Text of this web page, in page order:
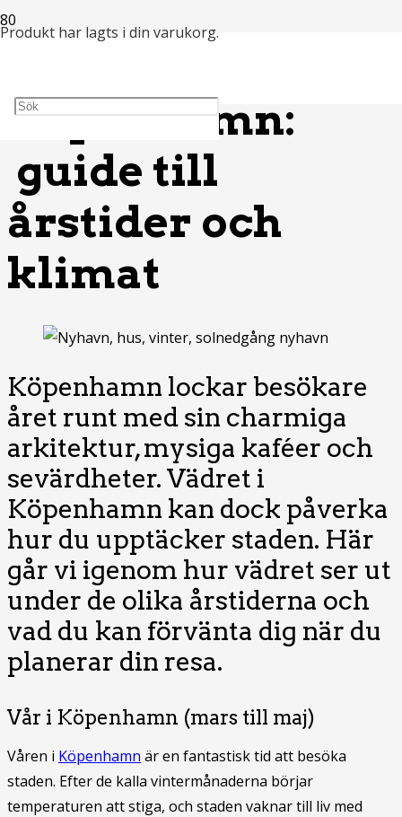
Produkt har lagts i din varukorg.
Köpenhamn:
guide till
årstider och
klimat
Köpenhamn lockar besökare
året runt med sin charmiga
arkitektur, mysiga kaféer och
sevärdheter. Vädret i
Köpenhamn kan dock påverka
hur du upptäcker staden. Här
går vi igenom hur vädret ser ut
under de olika årstiderna och
vad du kan förvänta dig när du
planerar din resa.
Vår i Köpenhamn (mars till maj)
Våren i Köpenhamn är en fantastisk tid att besöka
staden. Efter de kalla vintermånaderna börjar
temperaturen att stiga, och staden vaknar till liv med